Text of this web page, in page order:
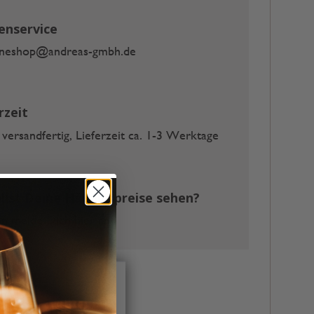
gmbh.de
Lieferzeit ca. 1-3 Werktage
Deine Händlerpreise sehen?
melde Dich hier an
und stets gesetzt
dienen